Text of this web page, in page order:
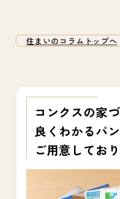
住まいのコラムトップへ
コンクスの家
良くわかるパ
ご用意してお